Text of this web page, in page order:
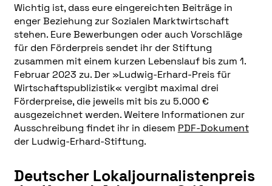
Wichtig ist, dass eure eingereichten Beiträge in
enger Beziehung zur Sozialen Marktwirtschaft
stehen. Eure Bewerbungen oder auch Vorschläge
für den Förderpreis sendet ihr der Stiftung
zusammen mit einem kurzen Lebenslauf bis zum 1.
Februar 2023 zu. Der »Ludwig-Erhard-Preis für
Wirtschaftspublizistik« vergibt maximal drei
Förderpreise, die jeweils mit bis zu 5.000 €
ausgezeichnet werden. Weitere Informationen zur
Ausschreibung findet ihr in diesem PDF-Dokument
der Ludwig-Erhard-Stiftung.
Deutscher Lokaljournalistenpreis